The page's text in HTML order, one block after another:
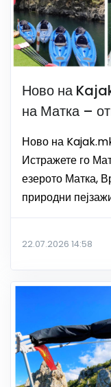
Ново на
на Матка –
Ново на
Истражете го
езерото Матка,
природни
22.07.2026 14:58